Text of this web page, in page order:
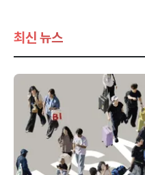
최신 뉴스